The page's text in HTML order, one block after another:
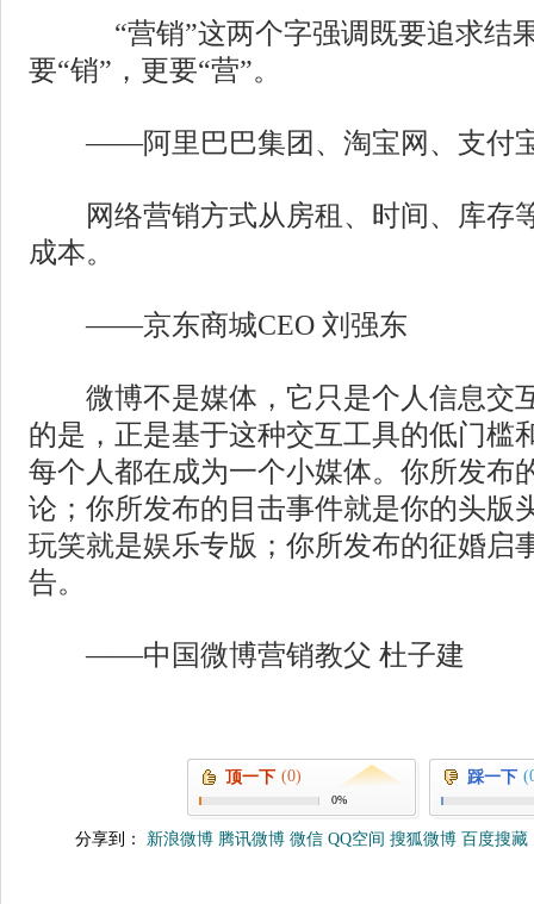
“营销”这两个字强调既要追求结果
要“销”，更要“营”。
——阿里巴巴集团、淘宝网、支付
网络营销方式从房租、时间、库存
成本。
——京东商城CEO 刘强东
微博不是媒体，它只是个人信息交
的是，正是基于这种交互工具的低门槛
每个人都在成为一个小媒体。你所发布
论；你所发布的目击事件就是你的头版
玩笑就是娱乐专版；你所发布的征婚启
告。
——中国微博营销教父 杜子建
顶一下 (0)
0%
踩一下
分享到： 新浪微博 腾讯微博 微信 QQ空间 搜狐微博 百度搜藏